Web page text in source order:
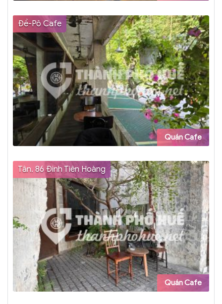
Đề-Pô Cafe
Quán Cafe
Tân. 86 Đinh Tiên Hoàng
Quán Cafe